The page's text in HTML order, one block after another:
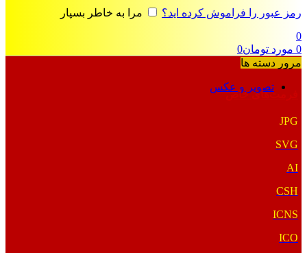
رمز عبور را فراموش کرده اید؟
مرا به خاطر بسپار
0
0 مورد تومان0
مرور دسته ها
تصویر و عکس
فرمت‌های خاص
JPG
SVG
AI
CSH
ICNS
ICO